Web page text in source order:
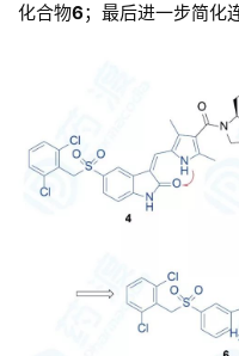
化合物6； 最后进一步简化